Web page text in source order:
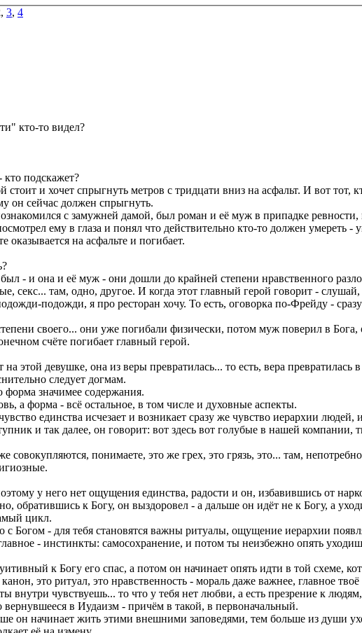
, 3, 4
кто-то видел?
подскажет?
стоит и хочет спрыгнуть метров с тридцати вниз на асфальт. И вот
он сейчас должен спрыгнуть.
с замужней дамой, был роман и её муж в припадке ревности,
ему в глаза и понял что действительно кто-то должен умереть -
оказывается на асфальте и погибает.
- и она и её муж - они дошли до крайней степени нравственного
секс... там, одно, другое. И когда этот главный герой говорит - слушай,
подожди, я про ресторан хочу. То есть, оговорка по-Фрейду -
своего... они уже погибали физически, потом муж поверил в
счёте погибает главный герой.
этой девушке, она из веры превратилась... то есть, вера превратилась
следует догмам.
форма значимее содержания.
а форма - всё остальное, в том числе и духовные аспекты.
единства исчезает и возникает сразу же чувство иерархии
и так далее, он говорит: вот здесь вот голубые в нашей компании,
совокупляются, понимаете, это же грех, это грязь, это... там,
у него нет ощущения единства, радости и он, избавившись от
обратившись к Богу, он выздоровел - а дальше он идёт не к Богу, а
цикл.
Богом - для тебя становятся важны ритуалы, ощущение иерархии
- инстинкты: самосохранение, и потом ты неизбежно опять
к Богу его спас, а потом он начинает опять идти в той схеме,
это ритуал, это нравственность - мораль даже важнее, главное
внутри чувствуешь... то что у тебя нет любви, а есть презрение к
вернувшееся в Иудаизм - причём в такой, в первоначальный.
он начинает жить этими внешними заповедями, тем больше из души